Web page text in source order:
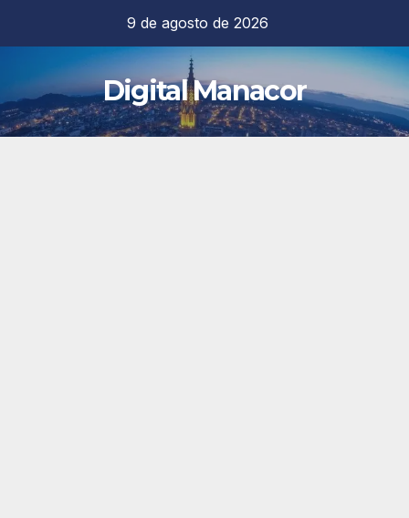
contenido
9 de agosto de 2026
Digital Manacor